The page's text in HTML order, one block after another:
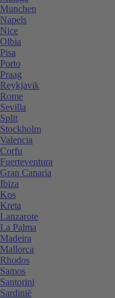
Munchen
Napels
Nice
Olbia
Pisa
Porto
Praag
Reykjavik
Rome
Sevilla
Split
Stockholm
Valencia
Corfu
Fuerteventura
Gran Canaria
Ibiza
Kos
Kreta
Lanzarote
La Palma
Madeira
Mallorca
Rhodos
Samos
Santorini
Sardinië